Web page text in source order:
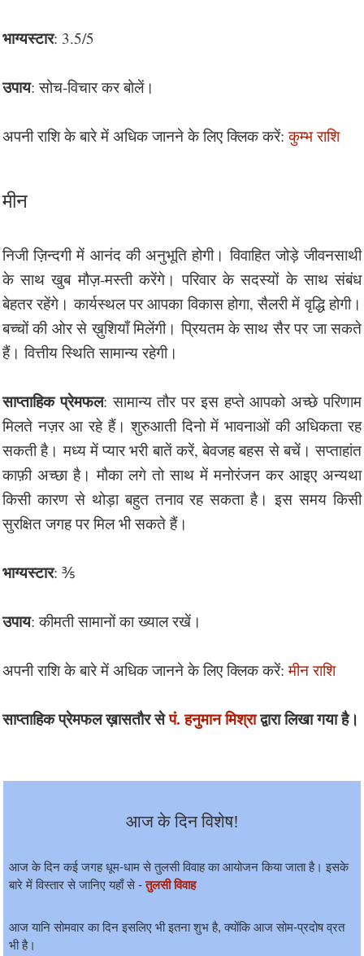
भाग्यस्टार: 3.5/5
उपाय: सोच-विचार कर बोलें।
अपनी राशि के बारे में अधिक जानने के लिए क्लिक करें:कुम्भ राशि
मीन
निजी ज़िन्दगी में आनंद की अनुभूति होगी। विवाहित जोड़े जीवनसाथी
के साथ खुब मौज़-मस्ती करेंगे। परिवार के सदस्यों के साथ संबंध
बेहतर रहेंगे। कार्यस्थल पर आपका विकास होगा, सैलरी में वृद्धि होगी।
बच्चों की ओर से ख़ुशियाँ मिलेंगी। प्रियतम के साथ सैर पर जा सकते
हैं। वित्तीय स्थिति सामान्य रहेगी।
साप्ताहिक प्रेमफल: सामान्य तौर पर इस हप्ते आपको अच्छे परिणाम
मिलते नज़र आ रहे हैं। शुरुआती दिनो में भावनाओं की अधिकता रह
सकती है। मध्य में प्यार भरी बातें करें, बेवजह बहस से बचें। सप्ताहांत
काफ़ी अच्छा है। मौका लगे तो साथ में मनोरंजन कर आइए अन्यथा
किसी कारण से थोड़ा बहुत तनाव रह सकता है। इस समय किसी
सुरक्षित जगह पर मिल भी सकते हैं।
भाग्यस्टार: ⅗
उपाय: कीमती सामानों का ख्याल रखें।
अपनी राशि के बारे में अधिक जानने के लिए क्लिक करें:मीन राशि
साप्ताहिक प्रेमफल ख़ासतौर सेपं. हनुमान मिश्राद्वारा लिखा गया है।
आज के दिन विशेष!
आज के दिन कई जगह धूम-धाम से तुलसी विवाह का आयोजन किया जाता है। इसके
बारे में विस्तार से जानिए यहाँ से - तुलसी विवाह
आज यानि सोमवार का दिन इसलिए भी इतना शुभ है, क्योंकि आज सोम-प्रदोष व्रत
भी है।